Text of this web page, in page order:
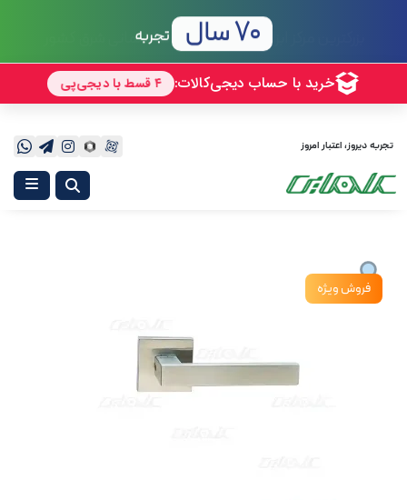
70 سال تجربه
تجربه دیروز، اعتبار امروز
فروش ویژه